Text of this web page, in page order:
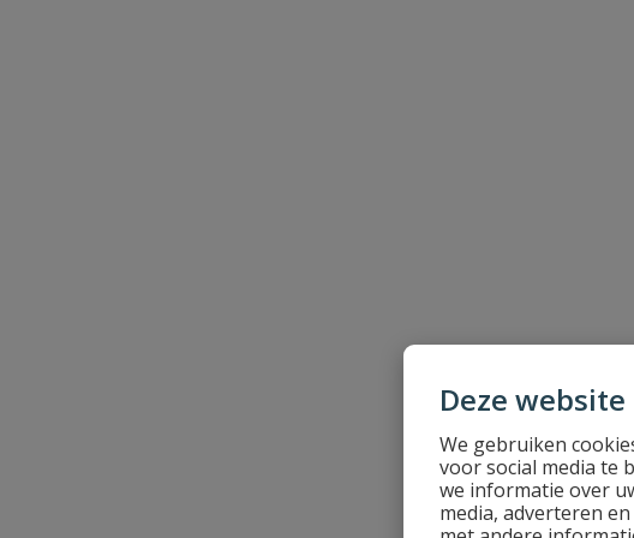
Deze
We gebruiken
voor social media te
we informatie over
media, adverteren